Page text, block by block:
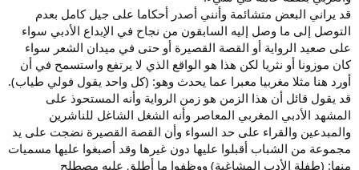
قد يراني البعض متشائمة وأنني أصدر أحكاما على جيل كامل بعدم
التوصل إلى ما وصل إليه السابقون من نجاح في الإبداع الأدبي سواء
على صعيد الرواية أو القصة القصيرة أو حتى في ميدان الشعر سواء
كان موزونا أو نثريا لكن هذا هو الواقع الذي لا يرتفع واستسمح في أن
أورد هنا مثلا مغربيا معبرا عما يحدث وهو: (كل واحد يقول فولي طياب).
قد يقول قائل أن هذا الزمن هو زمن الرواية وأنه المستحوذ على
المشهد الأدبي المغربي المعاصر وأنه الشغل الشاغل للناشرين
والمبدعين والقراء على حد السواء وأن القصة القصيرة نضجت على يد
مجموعة من الشباب أقبلوا عليها دون غيرها وقد أصبغوا عليها مسميات
منها: (طفلة الأدب المشاغبة) ووظفوا ما أطلق عليه مصطلح